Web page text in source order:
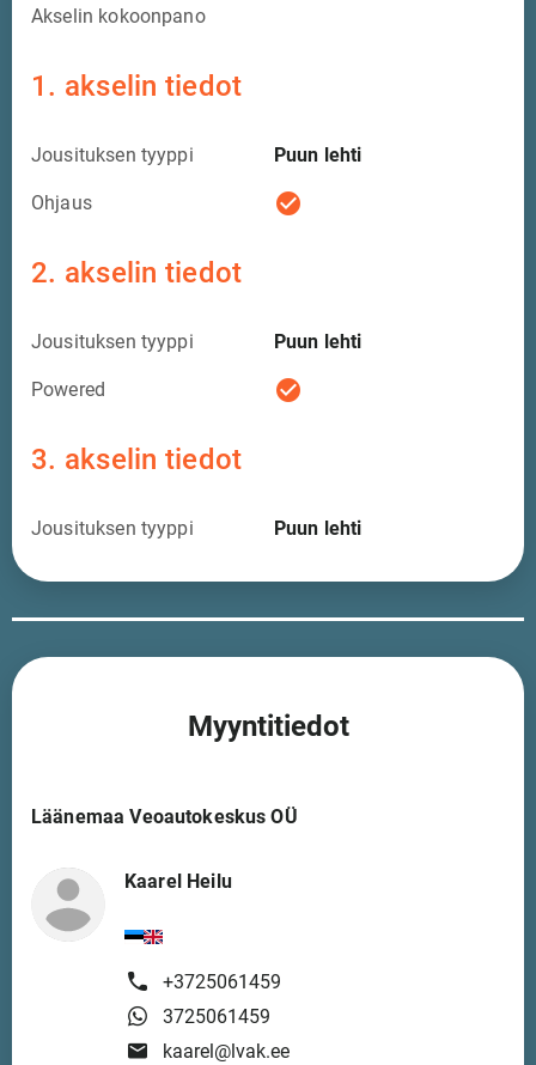
Akselin kokoonpano
1. akselin tiedot
Jousituksen tyyppi Puun lehti
Ohjaus check_circle
2. akselin tiedot
Jousituksen tyyppi Puun lehti
Powered check_circle
3. akselin tiedot
Jousituksen tyyppi Puun lehti
Myyntitiedot
Läänemaa Veoautokeskus OÜ
Kaarel Heilu
+3725061459
3725061459
kaarel@lvak.ee